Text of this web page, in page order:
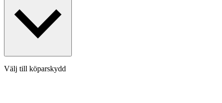
Välj till köparskydd